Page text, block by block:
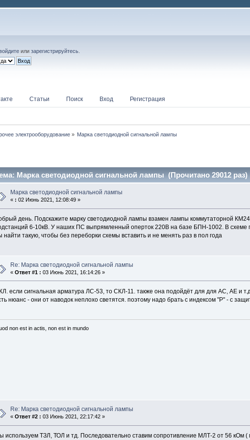
илизарегистрируйтесь
Статьи Поиск Вход Регистрация
электрооборудование » Марка светодиодной сигнальной лампы
Марка светодиодной сигнальной лампы (Прочитано 29012 раз)
Марка светодиодной сигнальной лампы
« : 02 Июнь 2021, 12:08:49 »
день. Подскажите марку светодиодной лампы взамен лампы коммутаторной
6-10кВ. У наших ПС выпрямленный оперток 220В на базе БПН-1002. В схеме
найти такую, чтобы без переборки схемы вставить и не менять раз в пол года
Re: Марка светодиодной сигнальной лампы
«Ответ #1 : 03 Июнь 2021, 16:14:26 »
если сигнальная арматура ЛС-53, то СКЛ-11. также она подойдёт для для АС, АЕ и
нюанс - они от наводок неплохо светятся. поэтому надо брать с индексом "Р" - с
non est in actis, non est in mundo
Re: Марка светодиодной сигнальной лампы
«Ответ #2 : 03 Июнь 2021, 22:17:42 »
используем ТЗЛ, ТОЛ и тд. Последовательно ставим сопротивление МЛТ-2 от 56 кОм (